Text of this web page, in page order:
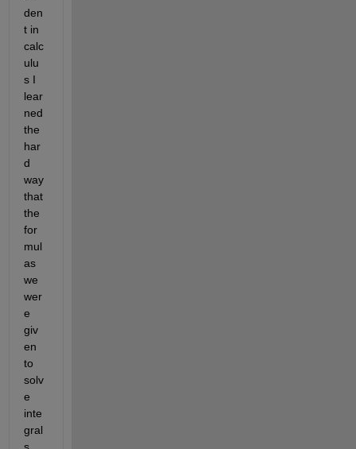
den
t in
calc
ulu
s I
lear
ned
the
har
d
way
that
the
for
mul
as
we
wer
e
giv
en
to
solv
e
inte
gral
s